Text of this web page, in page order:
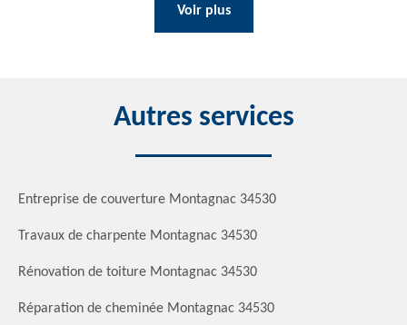
Voir plus
Autres services
Entreprise de couverture Montagnac 34530
Travaux de charpente Montagnac 34530
Rénovation de toiture Montagnac 34530
Réparation de cheminée Montagnac 34530